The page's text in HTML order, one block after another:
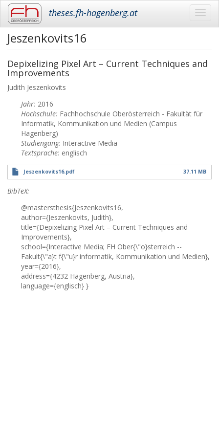
Skip
to
content
theses.fh-hagenberg.at
Jeszenkovits16
Depixelizing Pixel Art – Current Techniques and
Improvements
Judith Jeszenkovits
Jahr: 2016
Hochschule: Fachhochschule Oberösterreich - Fakultät für
Informatik, Kommunikation und Medien (Campus
Hagenberg)
Studiengang: Interactive Media
Textsprache: englisch
Jeszenkovits16.pdf 37.11 MB
BibTeX:
@mastersthesis{Jeszenkovits16,
author={Jeszenkovits, Judith},
title={Depixelizing Pixel Art – Current Techniques and
Improvements},
school={Interactive Media; FH Ober{\"o}sterreich --
Fakult{\"a}t f{\"u}r informatik, Kommunikation und Medien},
year={2016},
address={4232 Hagenberg, Austria},
language={englisch} }